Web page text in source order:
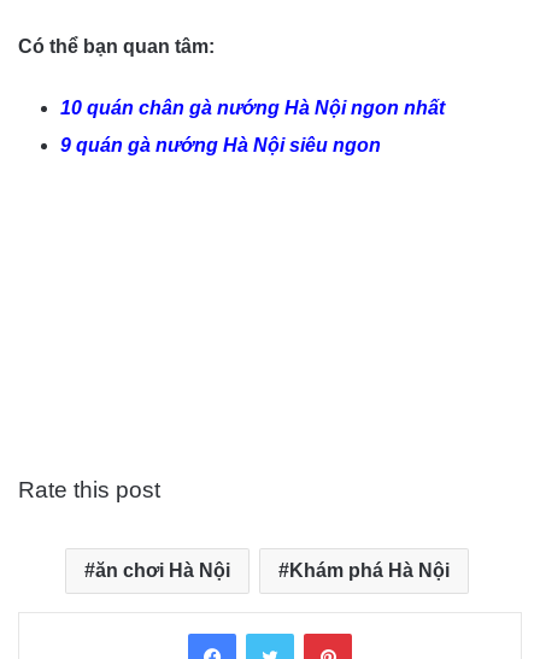
Có thể bạn quan tâm:
10 quán chân gà nướng Hà Nội ngon nhất
9 quán gà nướng Hà Nội siêu ngon
Rate this post
ăn chơi Hà Nội Khám phá Hà Nội
FacebookTwitter Pinterest